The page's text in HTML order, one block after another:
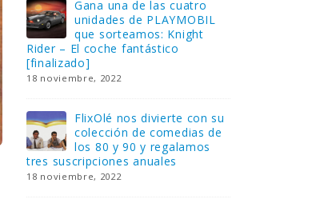
Gana una de las cuatro
unidades de PLAYMOBIL
que sorteamos: Knight
Rider – El coche fantástico
[finalizado]
18 noviembre, 2022
FlixOlé nos divierte con su
colección de comedias de
los 80 y 90 y regalamos
tres suscripciones anuales
18 noviembre, 2022